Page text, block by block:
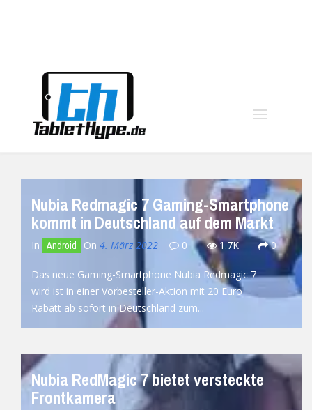
Nubia Redmagic 7 Gaming-Smartphone
kommt in Deutschland auf dem Markt
In Android On 4. März 2022 0 1.7K 0
Das neue Gaming-Smartphone Nubia Redmagic 7
wird ist in einer Vorbesteller-Aktion mit 20 Euro
Rabatt ab sofort in Deutschland zum...
READ MORE
Nubia RedMagic 7 bietet versteckte
Frontkamera